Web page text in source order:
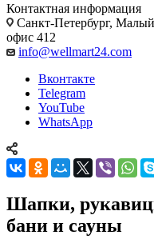
Контактная информация
Санкт-Петербург,
офис 412
info@wellmart24.com
Вконтакте
Telegram
YouTube
WhatsApp
Шапки,
бани и сауны